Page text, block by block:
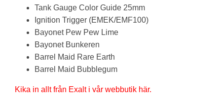
Tank Gauge Color Guide 25mm
Ignition Trigger (EMEK/EMF100)
Bayonet Pew Pew Lime
Bayonet Bunkeren
Barrel Maid Rare Earth
Barrel Maid Bubblegum
Kika in allt från Exalt i vår webbutik här.